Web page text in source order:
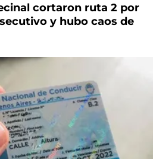
cortaron ruta 2 por
y hubo caos de